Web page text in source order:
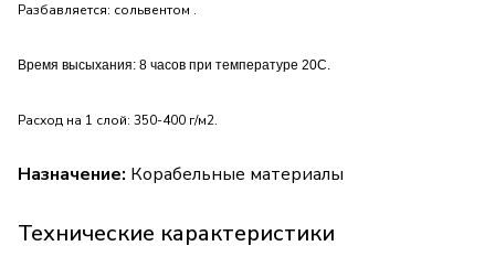
Разбавляется: сольвентом .
Время высыхания: 8 часов при температуре 20С.
Расход на 1 слой: 350-400 г/м2.
Назначение: Корабельные материалы
Технические карактеристики